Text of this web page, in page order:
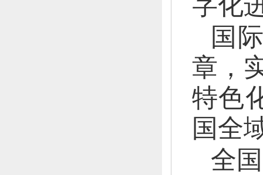
国
章，
特色
国全
全